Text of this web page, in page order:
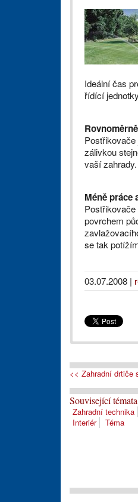
Ideální čas
řídící
zálivkou
vaší zahrady.
Méně práce
povrchem
se tak
03.07.2008 |
<< Zahradní drtiče
Související témata
Zahradní technika
Interiér
Téma